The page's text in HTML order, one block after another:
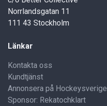
Norrlandsgatan 11
111 43 Stockholm
Länkar
Kontakta oss
Kundtjänst
Annonsera på Hockeysverige
Sponsor: Rekatochklart